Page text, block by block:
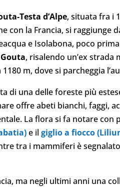
Testa d’Alpe, situata fra i
con la Francia, si raggiunge
e Isolabona, poco
, risalendo un’ex strada
m, dove si parcheggia
di una delle foreste più
offre abeti bianchi, faggi,
La flora si fa notare con
e il giglio a fiocco
tra i mammiferi è
ma negli ultimi anni una